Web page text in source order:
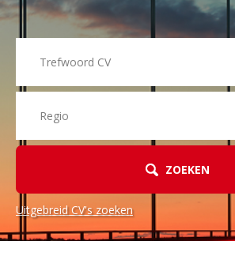
ZOEKEN
Uitgebreid CV's zoeken